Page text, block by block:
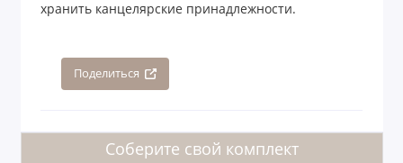
хранить канцелярские принадлежности.
Поделиться
Соберите свой комплект